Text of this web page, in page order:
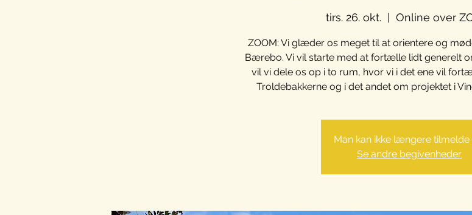
tirs. 26. okt. Online over
ZOOM: Vi glæder os meget til at orientere og
Bærebo. Vi vil starte med at fortælle lidt generelt
vil vi dele os op i to rum, hvor vi i det ene vil
Troldebakkerne og i det andet om projektet i
Man kan ikke længere tilmelde
Se andre begivenheder